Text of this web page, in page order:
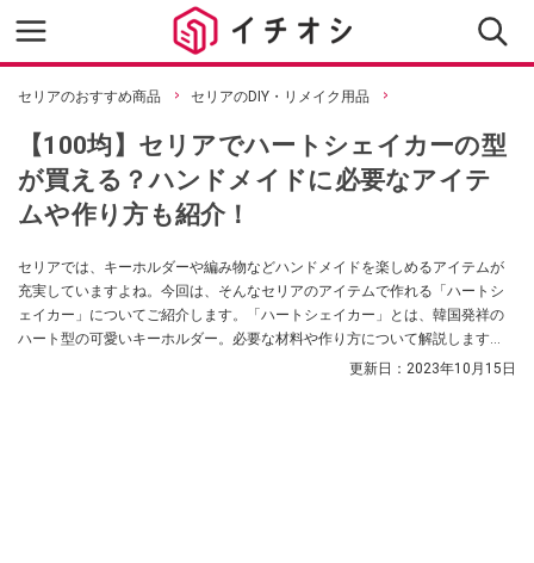
セリアのおすすめ商品 セリアのDIY・リメイク用品
【100均】セリアでハートシェイカーの型
が買える？ハンドメイドに必要なアイテ
ムや作り方も紹介！
セリアでは、キーホルダーや編み物などハンドメイドを楽しめるアイテムが
充実していますよね。今回は、そんなセリアのアイテムで作れる「ハートシ
ェイカー」についてご紹介します。「ハートシェイカー」とは、韓国発祥の
ハート型の可愛いキーホルダー。必要な材料や作り方について解説します
更新日： 2023年10月15日